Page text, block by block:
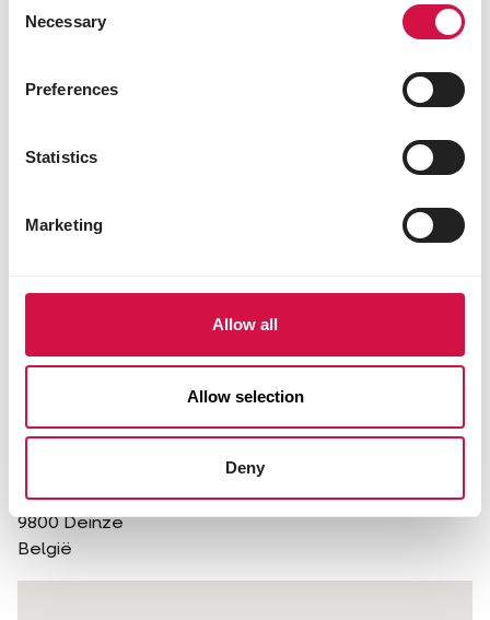
Selection
Necessary
Preferences
Statistics
Marketing
Allow all
Allow selection
Deny
Onze gegevens
Kapellestraat 70
9800 Deinze
België